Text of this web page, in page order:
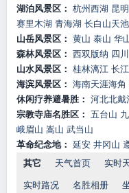
湖泊风景区： 杭州西湖 昆
赛里木湖 青海湖 长白山天池
山岳风景区： 黄山 泰山 华
森林风景区： 西双版纳 四
山水风景区： 桂林漓江 长
海滨风景区： 海南天涯海角
休闲疗养避暑胜： 河北北戴
宗教寺庙名胜区： 五台山
峨眉山 嵩山 武当山
革命纪念地： 延安 井冈山
其它
天气首页 实时
实时路况 名胜相册